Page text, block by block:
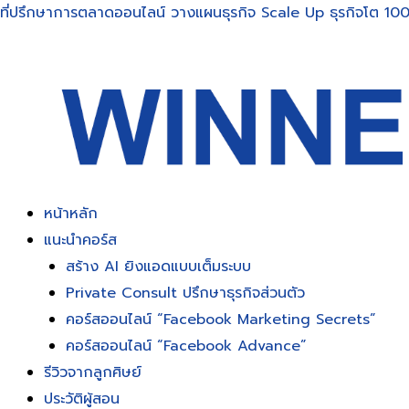
Skip
ที่ปรึกษาการตลาดออนไลน์ วางแผนธุรกิจ Scale Up ธุรกิจโต
หน้าหลัก
แนะนำคอร์ส
สร้าง AI ยิงแอดแบบเต็มระบบ
Private Consult ปรึกษาธุรกิจส่วนตัว
คอร์สออนไลน์ “Facebook Marketing Secrets”
คอร์สออนไลน์ “Facebook Advance”
รีวิวจากลูกศิษย์
ประวัติผู้สอน